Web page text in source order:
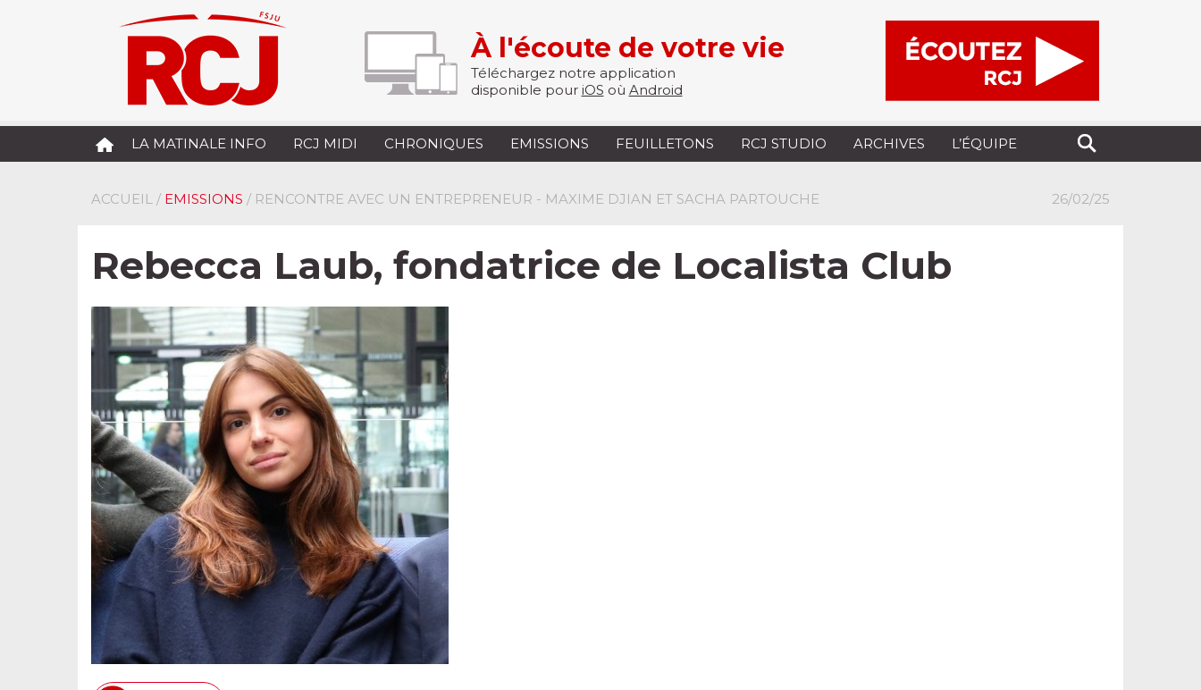
À l'écoute de votre vie
Téléchargez notre application
disponible pour iOS où Android
LA MATINALE INFO RCJ MIDI CHRONIQUES EMISSIONS FEUILLETONS RCJ STUDIO ARCHIVES L’ÉQUIPE
ACCUEIL / EMISSIONS / RENCONTRE AVEC UN ENTREPRENEUR - MAXIME DJIAN ET SACHA PARTOUCHE 26/02/25
Rebecca Laub, fondatrice de Localista Club